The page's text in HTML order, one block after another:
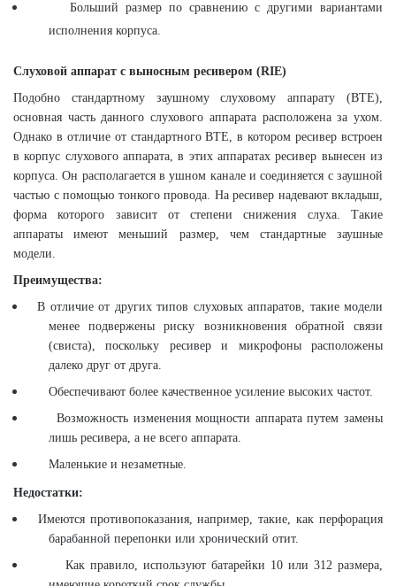
Больший размер по сравнению с другими вариантами
исполнения корпуса.
Слуховой аппарат с выносным ресивером (RIE)
Подобно стандартному заушному слуховому аппарату (ВТЕ),
основная часть данного слухового аппарата расположена за ухом.
Однако в отличие от стандартного ВТЕ, в котором ресивер встроен
в корпус слухового аппарата, в этих аппаратах ресивер вынесен из
корпуса. Он располагается в ушном канале и соединяется с заушной
частью с помощью тонкого провода. На ресивер надевают вкладыш,
форма которого зависит от степени снижения слуха. Такие
аппараты имеют меньший размер, чем стандартные заушные
модели.
Преимущества:
В отличие от других типов слуховых аппаратов, такие модели
менее подвержены риску возникновения обратной связи
(свиста), поскольку ресивер и микрофоны расположены
далеко друг от друга.
Обеспечивают более качественное усиление высоких частот.
Возможность изменения мощности аппарата путем замены
лишь ресивера, а не всего аппарата.
Маленькие и незаметные.
Недостатки:
Имеются противопоказания, например, такие, как перфорация
барабанной перепонки или хронический отит.
Как правило, используют батарейки 10 или 312 размера,